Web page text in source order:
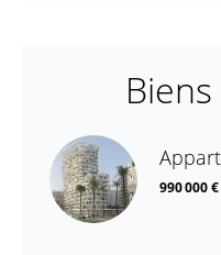
990 000 €